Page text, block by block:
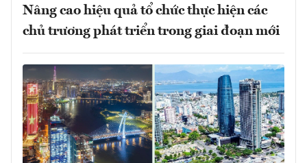
Nâng cao hiệu quả tổ chức thực hiện các
chủ trương phát triển trong giai đoạn mới